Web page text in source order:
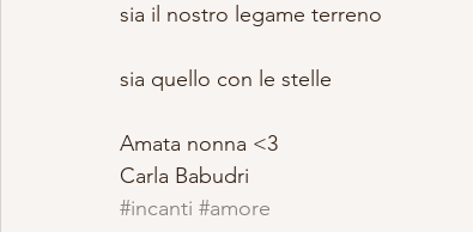
sia il nostro legame terreno
sia quello con le stelle
Amata nonna <3
Carla Babudri
#incanti #amore